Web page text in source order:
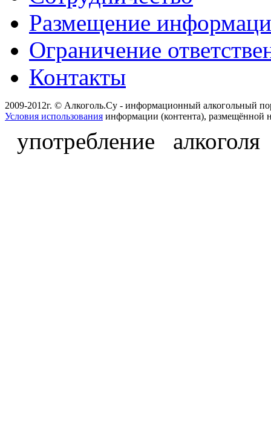
Размещение
Ограничение
Контакты
2009-2012г. © Алкоголь.Су - информационный алкогольный
Условия использования информации (контента), размещённой
употребление